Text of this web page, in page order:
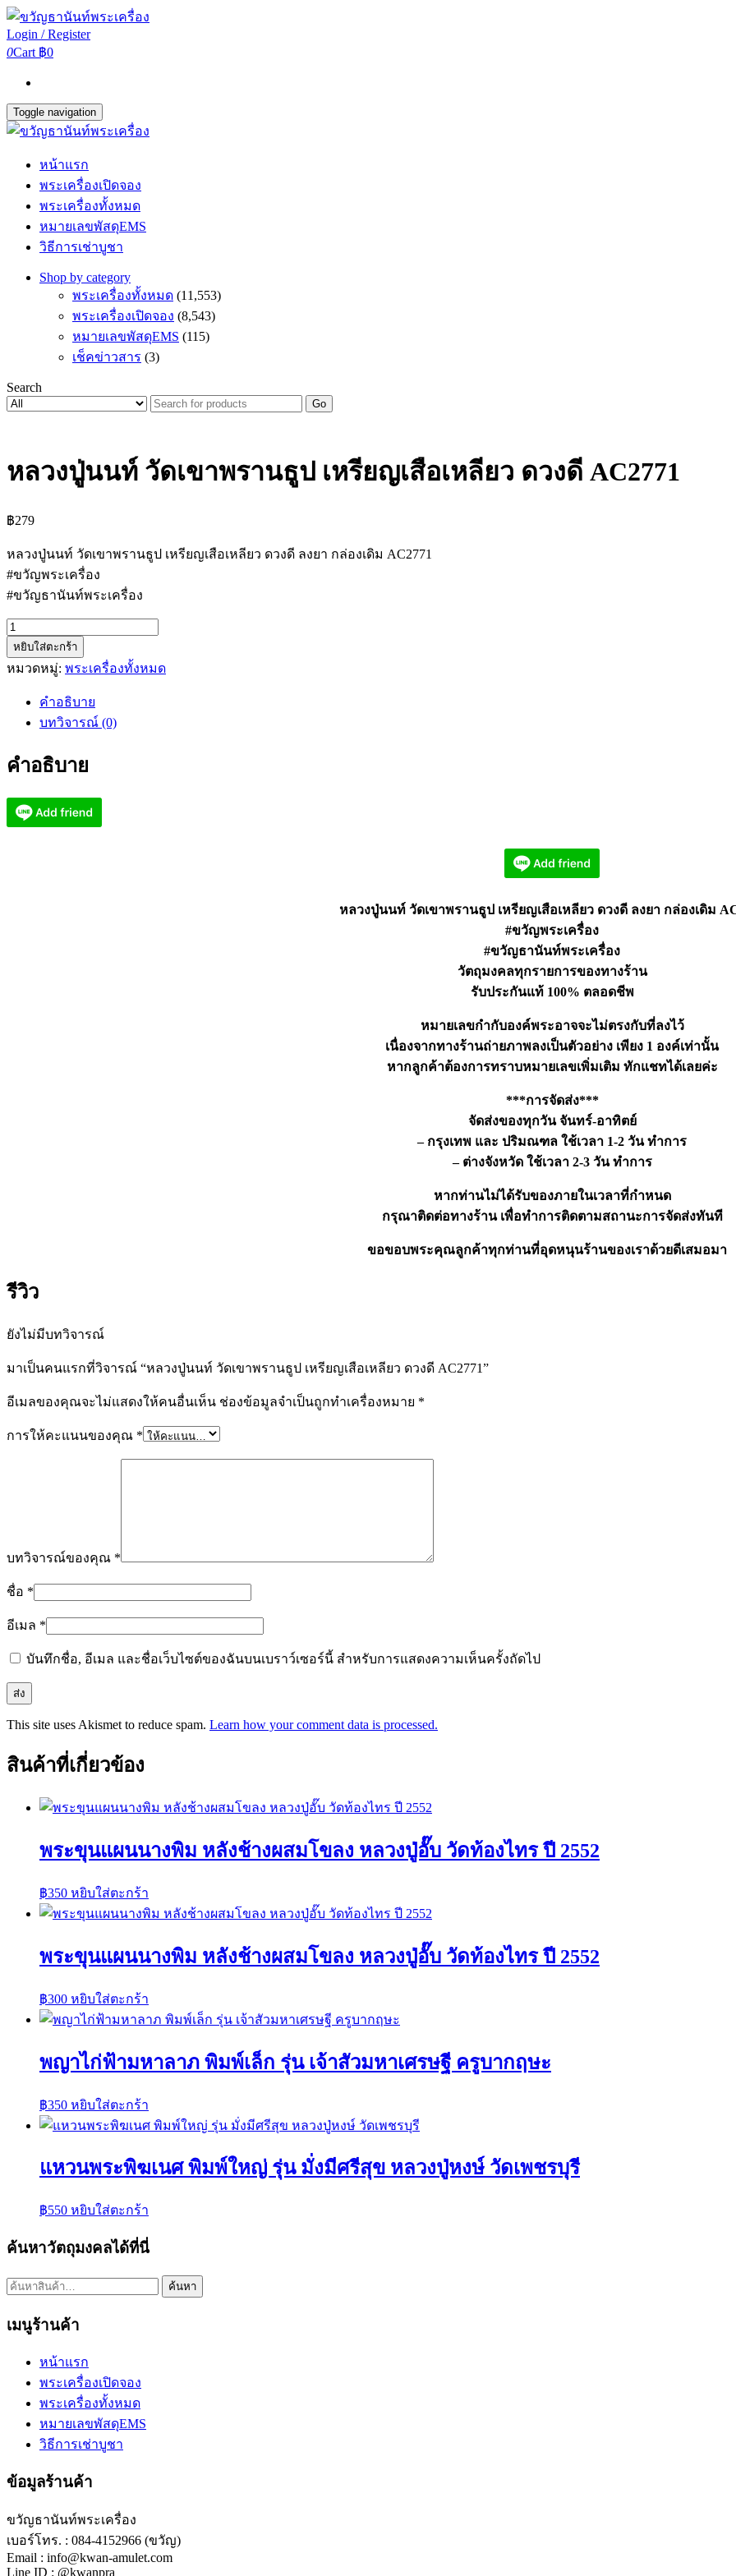
Login / Register
0Cart ฿0
Toggle navigation
หน้าแรก
พระเครื่องเปิดจอง
พระเครื่องทั้งหมด
หมายเลขพัสดุEMS
วิธีการเช่าบูชา
Shop by category
พระเครื่องทั้งหมด (11,553)
พระเครื่องเปิดจอง (8,543)
หมายเลขพัสดุEMS (115)
เช็คข่าวสาร (3)
Search
Go
หลวงปู่นนท์ วัดเขาพรานธูป เหรียญเสือเหลียว ดวงดี AC2771
฿279
หลวงปู่นนท์ วัดเขาพรานธูป เหรียญเสือเหลียว ดวงดี ลงยา กล่องเดิม AC2771
#ขวัญพระเครื่อง
#ขวัญธานันท์พระเครื่อง
จำนวน
หลวง
ปู่
ธูป
เสือ
หยิบใส่ตะกร้า
หมวดหมู่: พระเครื่องทั้งหมด
คำอธิบาย
บทวิจารณ์ (0)
คำอธิบาย
หลวงปู่นนท์ วัดเขาพรานธูป เหรียญเสือเหลียว ดวงดี ลงยา กล่องเดิม
#ขวัญพระเครื่อง
#ขวัญธานันท์พระเครื่อง
วัตถุมงคลทุกรายการของทางร้าน
รับประกันแท้ 100% ตลอดชีพ
หมายเลขกำกับองค์พระอาจจะไม่ตรงกับที่ลงไว้
เนื่องจากทางร้านถ่ายภาพลงเป็นตัวอย่าง เพียง 1 องค์เท่านั้น
หากลูกค้าต้องการทราบหมายเลขเพิ่มเติม ทักแชทได้เลยค่ะ
***การจัดส่ง***
จัดส่งของทุกวัน จันทร์-อาทิตย์
– กรุงเทพ และ ปริมณฑล ใช้เวลา 1-2 วัน ทำการ
– ต่างจังหวัด ใช้เวลา 2-3 วัน ทำการ
หากท่านไม่ได้รับของภายในเวลาที่กำหนด
กรุณาติดต่อทางร้าน เพื่อทำการติดตามสถานะการจัดส่งทันที
ขอขอบพระคุณลูกค้าทุกท่านที่อุดหนุนร้านของเราด้วยดีเสมอมา
รีวิว
ยังไม่มีบทวิจารณ์
มาเป็นคนแรกที่วิจารณ์ “หลวงปู่นนท์ วัดเขาพรานธูป เหรียญเสือเหลียว ดวงดี AC2771”
อีเมลของคุณจะไม่แสดงให้คนอื่นเห็น ช่องข้อมูลจำเป็นถูกทำเครื่องหมาย *
การให้คะแนนของคุณ *
บทวิจารณ์ของคุณ *
ชื่อ *
อีเมล *
บันทึกชื่อ, อีเมล และชื่อเว็บไซต์ของฉันบนเบราว์เซอร์นี้ สำหรับการแสดงความเห็นครั้งถัดไป
This site uses Akismet to reduce spam. Learn how your comment data is processed.
สินค้าที่เกี่ยวข้อง
พระขุนแผนนางพิม หลังช้างผสมโขลง หลวงปู่อั๊บ วัดท้องไทร ปี 2552
฿350 หยิบใส่ตะกร้า
พระขุนแผนนางพิม หลังช้างผสมโขลง หลวงปู่อั๊บ วัดท้องไทร ปี 2552
฿300 หยิบใส่ตะกร้า
พญาไก่ฟ้ามหาลาภ พิมพ์เล็ก รุ่น เจ้าสัวมหาเศรษฐี ครูบากฤษะ
฿350 หยิบใส่ตะกร้า
แหวนพระพิฆเนศ พิมพ์ใหญ่ รุ่น มั่งมีศรีสุข หลวงปู่หงษ์ วัดเพชรบุรี
฿550 หยิบใส่ตะกร้า
ค้นหาวัตถุมงคลได้ที่นี่
ค้นหา: ค้นหา
เมนูร้านค้า
หน้าแรก
พระเครื่องเปิดจอง
พระเครื่องทั้งหมด
หมายเลขพัสดุEMS
วิธีการเช่าบูชา
ข้อมูลร้านค้า
ขวัญธานันท์พระเครื่อง
เบอร์โทร. : 084-4152966 (ขวัญ)
Email : info@kwan-amulet.com
Line ID : @kwanpra